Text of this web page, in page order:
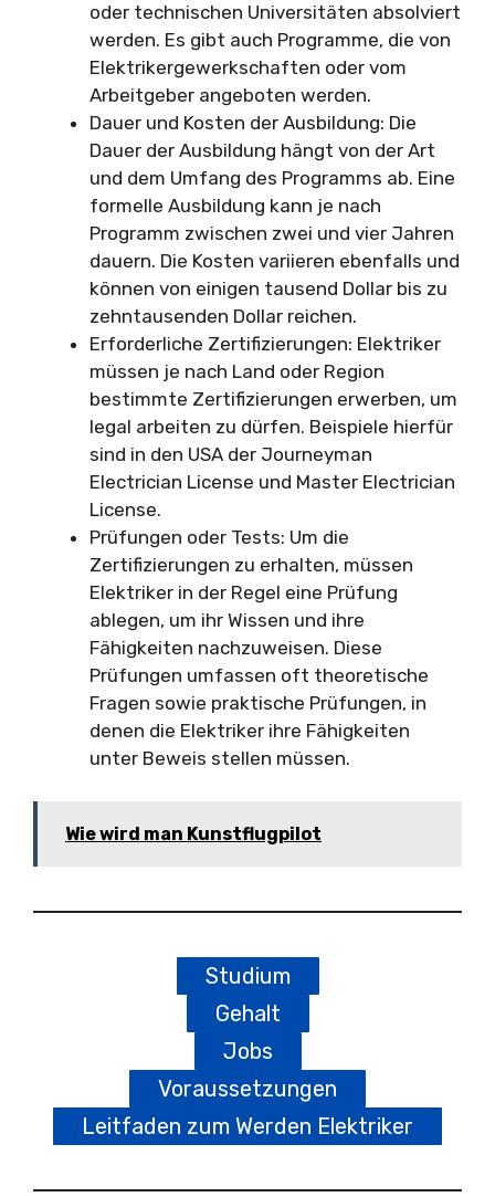
oder technischen Universitäten absolviert
werden. Es gibt auch Programme, die von
Elektrikergewerkschaften oder vom
Arbeitgeber angeboten werden.
Dauer und Kosten der Ausbildung: Die
Dauer der Ausbildung hängt von der Art
und dem Umfang des Programms ab. Eine
formelle Ausbildung kann je nach
Programm zwischen zwei und vier Jahren
dauern. Die Kosten variieren ebenfalls und
können von einigen tausend Dollar bis zu
zehntausenden Dollar reichen.
Erforderliche Zertifizierungen: Elektriker
müssen je nach Land oder Region
bestimmte Zertifizierungen erwerben, um
legal arbeiten zu dürfen. Beispiele hierfür
sind in den USA der Journeyman
Electrician License und Master Electrician
License.
Prüfungen oder Tests: Um die
Zertifizierungen zu erhalten, müssen
Elektriker in der Regel eine Prüfung
ablegen, um ihr Wissen und ihre
Fähigkeiten nachzuweisen. Diese
Prüfungen umfassen oft theoretische
Fragen sowie praktische Prüfungen, in
denen die Elektriker ihre Fähigkeiten
unter Beweis stellen müssen.
Wie wird man Kunstflugpilot
Studium
Gehalt
Jobs
Voraussetzungen
Leitfaden zum Werden Elektriker